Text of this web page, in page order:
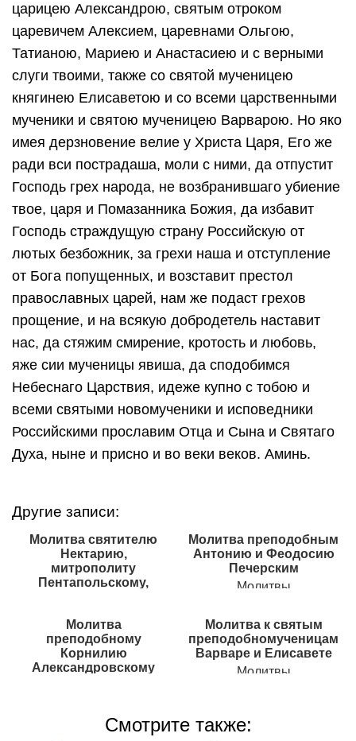
царицею Александрою, святым отроком
царевичем Алексием, царевнами Ольгою,
Татианою, Мариею и Анастасиею и с верными
слуги твоими, также со святой мученицею
княгинею Елисаветою и со всеми царственными
мученики и святою мученицею Варварою. Но яко
имея дерзновение велие у Христа Царя, Его же
ради вси пострадаша, моли с ними, да отпустит
Господь грех народа, не возбранившаго убиение
твое, царя и Помазанника Божия, да избавит
Господь страждущую страну Российскую от
лютых безбожник, за грехи наша и отступление
от Бога попущенных, и возставит престол
православных царей, нам же подаст грехов
прощение, и на всякую добродетель наставит
нас, да стяжим смирение, кротость и любовь,
яже сии мученицы явиша, да сподобимся
Небеснаго Царствия, идеже купно с тобою и
всеми святыми новомученики и исповедники
Российскими прославим Отца и Сына и Святаго
Духа, ныне и присно и во веки веков. Аминь.
Другие записи:
Молитва святителю
Нектарию,
митрополиту
Пентапольскому,
Молитва преподобным
Антонию и Феодосию
Печерским
Молитвы
Молитва
преподобному
Корнилию
Александровскому
Молитва к святым
преподобномученицам
Варваре и Елисавете
Молитвы
Смотрите также: